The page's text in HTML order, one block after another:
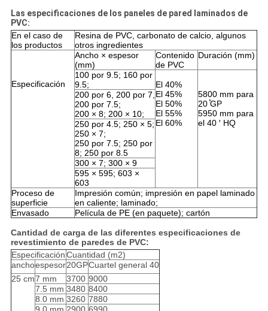
Las especificaciones de los paneles de pared laminados de
PVC:
En el caso de
los productos
Resina de PVC, carbonato de calcio, algunos
otros ingredientes
Especificación
Ancho × espesor
(mm)
Contenido
de PVC
Duración (mm)
100 por 9.5; 160 por
9.5;
El 40%
El 45%
El 50%
El 55%
El 60%
5800 mm para
20 ̊GP
5950 mm para
el 40 ′ HQ
200 por 6, 200 por 7,
200 por 7.5;
200 × 8; 200 × 10;
250 por 4.5; 250 × 5;
250 × 7;
250 por 7.5; 250 por
8; 250 por 8.5
300 × 7; 300 × 9
595 × 595; 603 ×
603
Proceso de
superficie
Impresión común; impresión en papel laminado
en caliente; laminado;
Envasado
Película de PE (en paquete); cartón
Cantidad de carga de las diferentes especificaciones de
revestimiento de paredes de PVC:
EspecificaciónCuantidad (m2)
anchoespesor20GPCuartel general 40
25 cm7 mm 3700 9000
7.5 mm 3480 8400
8.0 mm 3260 7880